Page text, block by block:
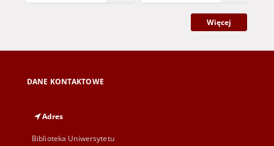
Więcej
DANE KONTAKTOWE
Adres
Biblioteka Uniwersytetu